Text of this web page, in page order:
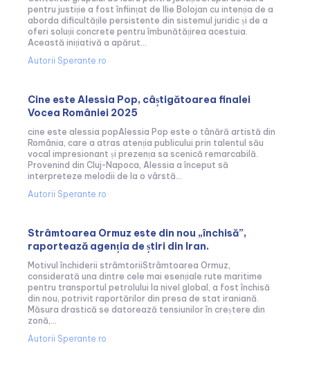
pentru justiție a fost înființat de Ilie Bolojan cu intenția de a
aborda dificultățile persistente din sistemul juridic și de a
oferi soluții concrete pentru îmbunătățirea acestuia.
Această inițiativă a apărut...
Autorii Sperante.ro
Cine este Alessia Pop, câștigătoarea finalei
Vocea României 2025
cine este alessia popAlessia Pop este o tânără artistă din
România, care a atras atenția publicului prin talentul său
vocal impresionant și prezența sa scenică remarcabilă.
Provenind din Cluj-Napoca, Alessia a început să
interpreteze melodii de la o vârstă...
Autorii Sperante.ro
Strâmtoarea Ormuz este din nou „închisă”,
raportează agenția de știri din Iran.
Motivul închiderii strâmtoriiStrâmtoarea Ormuz,
considerată una dintre cele mai esențiale rute maritime
pentru transportul petrolului la nivel global, a fost închisă
din nou, potrivit raportărilor din presa de stat iraniană.
Măsura drastică se datorează tensiunilor în creștere din
zonă,...
Autorii Sperante.ro